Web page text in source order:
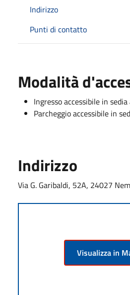
Indirizzo
Punti di contatto
Modalità
Ingresso accessibile in
Parcheggio accessibile in
Indirizzo
Via G. Garibaldi, 52A, 24027
Visualizza in